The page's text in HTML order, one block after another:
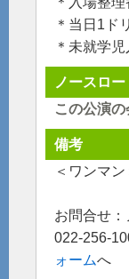
＊当日1ド
＊未就学
ノースロ
この公演
備考
＜ワンマン
お問合せ
022-256-
ォームへ